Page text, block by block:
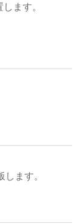
ます。
ます。